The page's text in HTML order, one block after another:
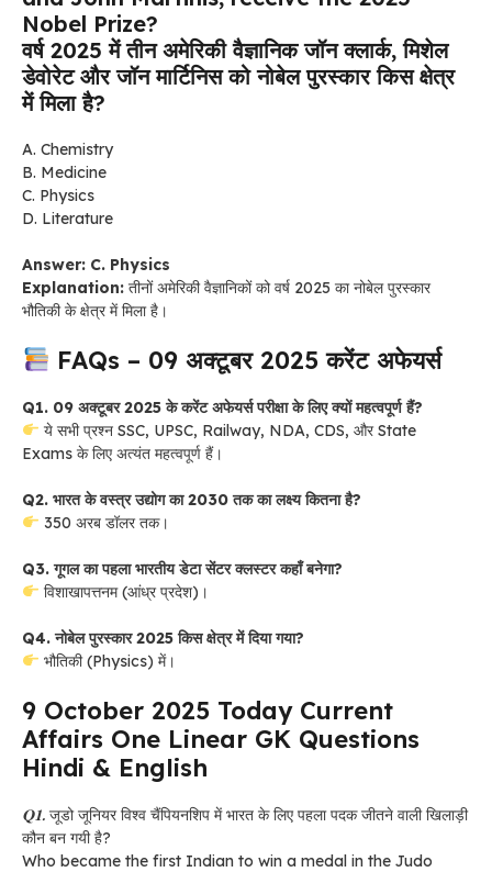
Nobel Prize?
वर्ष 2025 में तीन अमेरिकी वैज्ञानिक जॉन क्लार्क, मिशेल
डेवोरेट और जॉन मार्टिनिस को नोबेल पुरस्कार किस क्षेत्र
में मिला है?
A. Chemistry
B. Medicine
C. Physics
D. Literature
Answer: C. Physics
Explanation: तीनों अमेरिकी वैज्ञानिकों को वर्ष 2025 का नोबेल पुरस्कार
भौतिकी के क्षेत्र में मिला है।
FAQs – 09 अक्टूबर 2025 करेंट अफेयर्स
Q1. 09 अक्टूबर 2025 के करेंट अफेयर्स परीक्षा के लिए क्यों महत्वपूर्ण हैं?
ये सभी प्रश्न SSC, UPSC, Railway, NDA, CDS, और State
Exams के लिए अत्यंत महत्वपूर्ण हैं।
Q2. भारत के वस्त्र उद्योग का 2030 तक का लक्ष्य कितना है?
350 अरब डॉलर तक।
Q3. गूगल का पहला भारतीय डेटा सेंटर क्लस्टर कहाँ बनेगा?
विशाखापत्तनम (आंध्र प्रदेश)।
Q4. नोबेल पुरस्कार 2025 किस क्षेत्र में दिया गया?
भौतिकी (Physics) में।
9 October 2025 Today Current
Affairs One Linear GK Questions
Hindi & English
𝐐𝟏. जूडो जूनियर विश्व चैंपियनशिप में भारत के लिए पहला पदक जीतने वाली खिलाड़ी
कौन बन गयी है?
Who became the first Indian to win a medal in the Judo